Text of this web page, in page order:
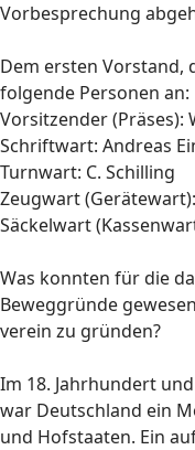
Vorbesprechung
Dem ersten Vorstand,
folgende Personen an:
Vorsitzender (Präses):
Schriftwart: Andreas
Turnwart: C. Schilling
Zeugwart
Säckelwart
Was konnten für die
Beweggründe
verein zu gründen?
Im 18. Jahrhundert
war Deutschland ein
und Hofstaaten. Ein